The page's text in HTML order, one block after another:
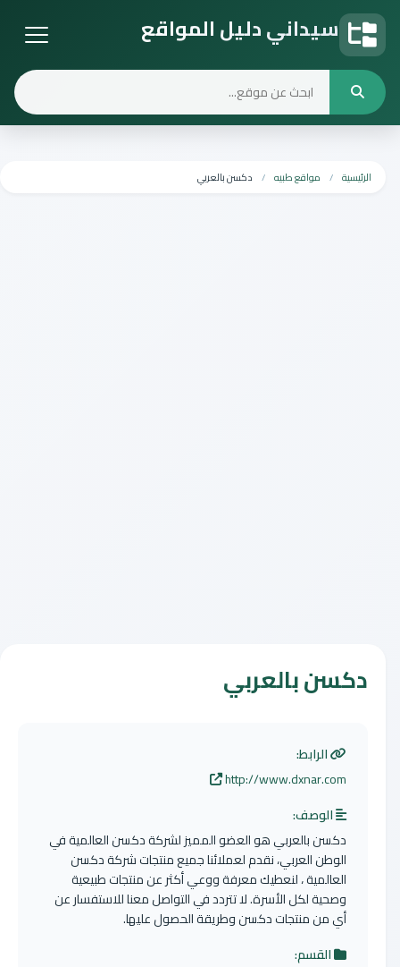
سيداني دليل المواقع
الرئيسية مواقع طبيه دكسن بالعربي
دكسن بالعربي
الرابط:
http://www.dxnar.com
الوصف:
دكسن بالعربي هو العضو المميز لشركة دكسن العالمية في
الوطن العربي، نقدم لعملائنا جميع منتجات شركة دكسن
العالمية ، لنعطيك معرفة ووعي أكثر عن منتجات طبيعية
وصحية لكل الأسرة. لا تتردد في التواصل معنا للاستفسار عن
أي من منتجات دكسن وطريقة الحصول عليها.
القسم: